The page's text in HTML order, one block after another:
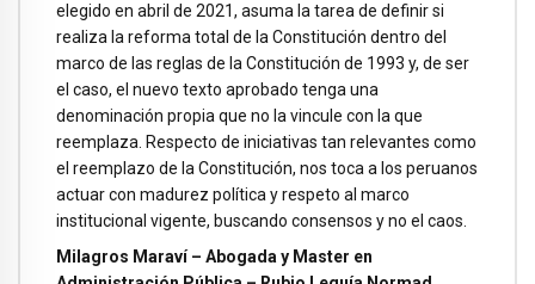
elegido en abril de 2021, asuma la tarea de definir si
realiza la reforma total de la Constitución dentro del
marco de las reglas de la Constitución de 1993 y, de ser
el caso, el nuevo texto aprobado tenga una
denominación propia que no la vincule con la que
reemplaza. Respecto de iniciativas tan relevantes como
el reemplazo de la Constitución, nos toca a los peruanos
actuar con madurez política y respeto al marco
institucional vigente, buscando consensos y no el caos.
Milagros Maraví – Abogada y Master en